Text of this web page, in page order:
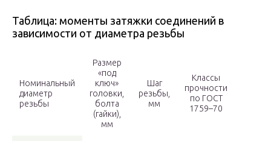
Таблица: моменты затяжки соединений в
зависимости от диаметра резьбы
Номинальный
диаметр
резьбы
Размер
«под
ключ»
головки,
болта
(гайки),
мм
Шаг
резьбы,
мм
Классы
прочности
по ГОСТ
1759–70